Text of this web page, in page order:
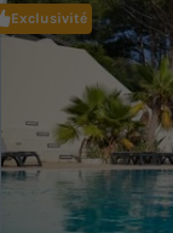
Exclusivité